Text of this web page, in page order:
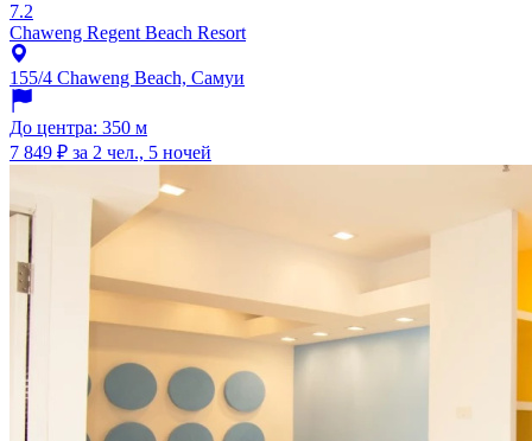
7.2
Chaweng Regent Beach Resort
155/4 Chaweng Beach, Самуи
До центра: 350 м
7 849 ₽ за 2 чел., 5 ночей